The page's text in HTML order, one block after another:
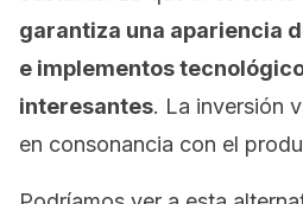
garantiza una apariencia
e implementos
interesantes. La inversión
en consonancia con el